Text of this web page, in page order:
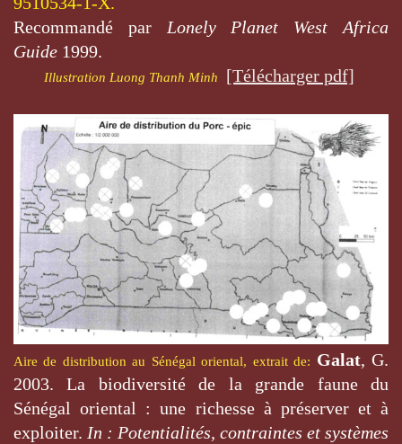
Recommandé par Lonely Planet West Africa
Guide 1999.
Illustration Luong Thanh Minh [Télécharger pdf]
Aire de distribution au Sénégal oriental, extrait de: Galat, G.
2003. La biodiversité de la grande faune du
Sénégal oriental : une richesse à préserver et à
exploiter. In : Potentialités, contraintes et systèmes